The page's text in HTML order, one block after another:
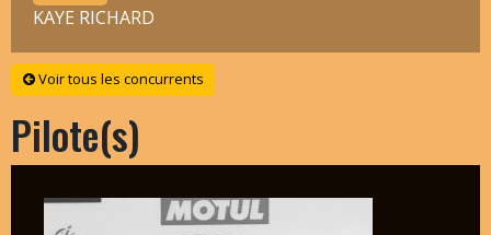
KAYE RICHARD
Voir tous les concurrents
Pilote(s)